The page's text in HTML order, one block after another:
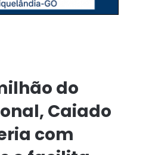
do
Caiado
com